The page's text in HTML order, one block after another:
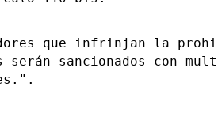
que infrinjan la
sancionados con